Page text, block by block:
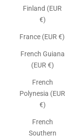
Finland (EUR
€)
France (EUR €)
French Guiana
(EUR €)
French
Polynesia (EUR
€)
French
Southern